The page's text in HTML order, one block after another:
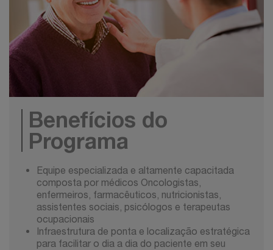
Benefícios do
Programa
Equipe especializada e altamente capacitada
composta por médicos Oncologistas,
enfermeiros, farmacêuticos, nutricionistas,
assistentes sociais, psicólogos e terapeutas
ocupacionais
Infraestrutura de ponta e localização estratégica
para facilitar o dia a dia do paciente em seu